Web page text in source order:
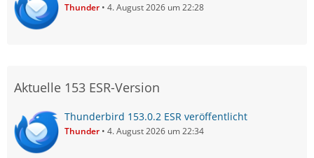
Thunder 4. August 2026 um 22:28
Aktuelle 153 ESR-Version
Thunderbird 153.0.2 ESR veröffentlicht
Thunder 4. August 2026 um 22:34